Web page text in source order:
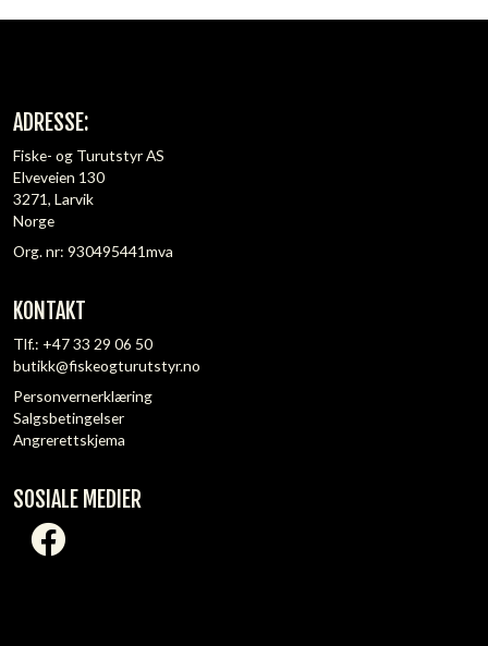
ADRESSE:
Fiske- og Turutstyr AS
Elveveien 130
3271, Larvik
Norge
Org. nr: 930495441mva
KONTAKT
Tlf.: +47 33 29 06 50
butikk@fiskeogturutstyr.no
Personvernerklæring
Salgsbetingelser
Angrerettskjema
SOSIALE MEDIER